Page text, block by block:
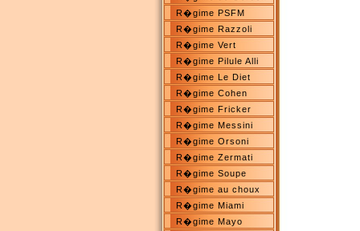
R�gime PSFM
R�gime Razzoli
R�gime Vert
R�gime Pilule Alli
R�gime Le Diet
R�gime Cohen
R�gime Fricker
R�gime Messini
R�gime Orsoni
R�gime Zermati
R�gime Soupe
R�gime au choux
R�gime Miami
R�gime Mayo